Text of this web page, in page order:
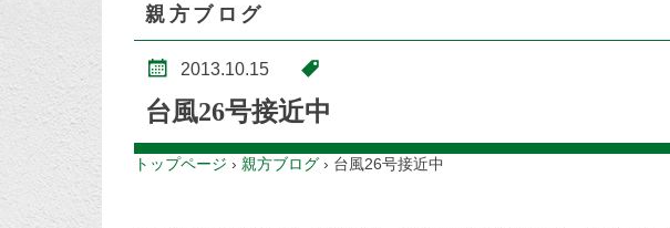
親方ブログ
2013.10.15
台風26号接近中
トップページ › 親方ブログ › 台風26号接近中